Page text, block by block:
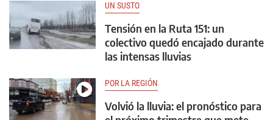
UN SUSTO
Tensión en la Ruta 151: un
colectivo quedó encajado durante
las intensas lluvias
POR LA REGIÓN
Volvió la lluvia: el pronóstico para